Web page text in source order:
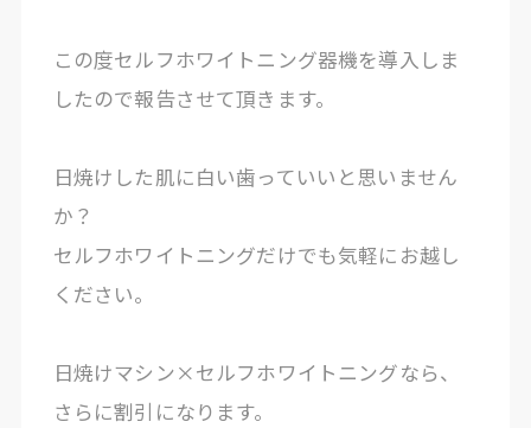
この度セルフホワイトニング器機を導入しま
したので報告させて頂きます。
日焼けした肌に白い歯っていいと思いません
か？
セルフホワイトニングだけでも気軽にお越し
ください。
日焼けマシン×セルフホワイトニングなら、
さらに割引になります。